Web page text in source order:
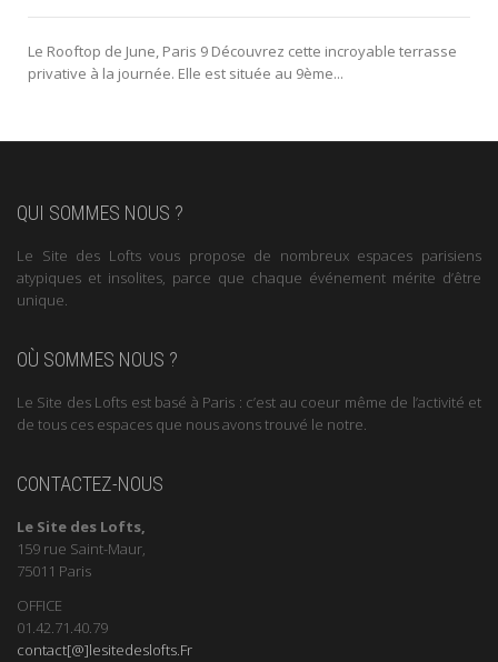
Le Rooftop de June, Paris 9 Découvrez cette incroyable terrasse
privative à la journée. Elle est située au 9ème...
QUI SOMMES NOUS ?
Le Site des Lofts vous propose de nombreux espaces parisiens
atypiques et insolites, parce que chaque événement mérite d’être
unique.
OÙ SOMMES NOUS ?
Le Site des Lofts est basé à Paris : c’est au coeur même de l’activité et
de tous ces espaces que nous avons trouvé le notre.
CONTACTEZ-NOUS
Le Site des Lofts,
159 rue Saint-Maur,
75011 Paris
OFFICE
01.42.71.40.79
contact[@]lesitedeslofts.Fr